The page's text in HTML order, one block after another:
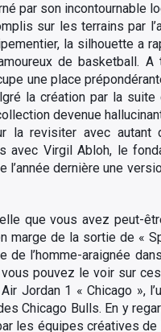
par son incontournable
sur les terrains par
la silhouette a
de basketball. A
une place
la création par la
devenue
la revisiter avec autant
avec Virgil Abloh, le
dernière une
que vous avez peut-
marge de la sortie de «
l’homme-araignée
pouvez le voir sur
Jordan 1 « Chicago »,
Chicago Bulls. En y
les équipes créatives